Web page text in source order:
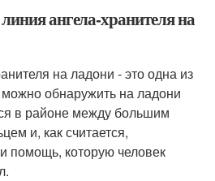
ангела-хранителя на
на ладони - это одна из
обнаружить на ладони
в районе между большим
и, как считается,
помощь, которую человек